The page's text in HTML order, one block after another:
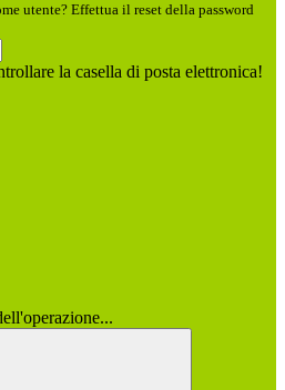
utente? Effettua il reset della password
la casella di posta elettronica!